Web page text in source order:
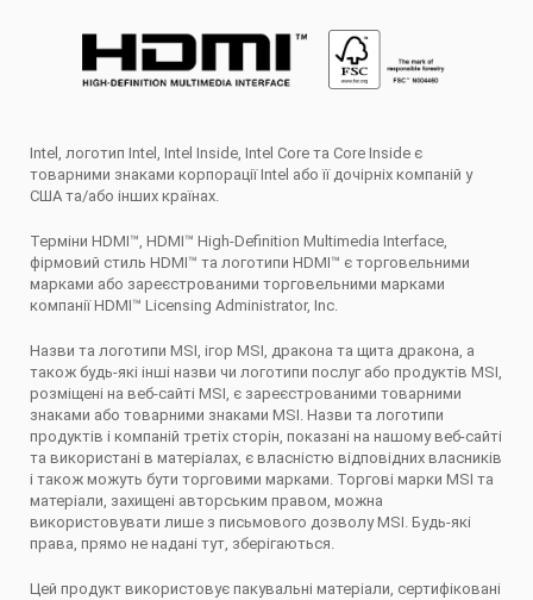
Intel, логотип Intel, Intel Inside, Intel Core та Core Inside є
товарними знаками корпорації Intel або її дочірніх компаній у
США та/або інших країнах.
Терміни HDMI™, HDMI™ High-Definition Multimedia Interface,
фірмовий стиль HDMI™ та логотипи HDMI™ є торговельними
марками або зареєстрованими торговельними марками
компанії HDMI™ Licensing Administrator, Inc.
Назви та логотипи MSI, ігор MSI, дракона та щита дракона, а
також будь-які інші назви чи логотипи послуг або продуктів MSI,
розміщені на веб-сайті MSI, є зареєстрованими товарними
знаками або товарними знаками MSI. Назви та логотипи
продуктів і компаній третіх сторін, показані на нашому веб-сайті
та використані в матеріалах, є власністю відповідних власників
і також можуть бути торговими марками. Торгові марки MSI та
матеріали, захищені авторським правом, можна
використовувати лише з письмового дозволу MSI. Будь-які
права, прямо не надані тут, зберігаються.
Цей продукт використовує пакувальні матеріали, сертифіковані